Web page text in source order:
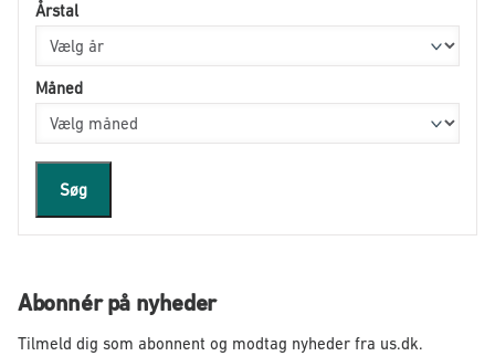
Årstal
Måned
Søg
Abonnér på nyheder
Tilmeld dig som abonnent og modtag nyheder fra us.dk.